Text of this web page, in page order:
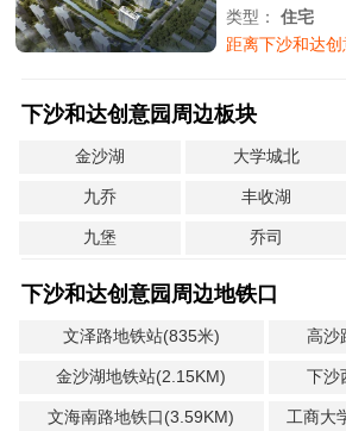
类型：住宅
距离下沙和达
下沙和达创意园周边板块
金沙湖 大学城北
九乔 丰收湖
九堡 乔司
下沙和达创意园周边地铁口
文泽路地铁站(835米) 高沙
金沙湖地铁站(2.15KM) 下沙
文海南路地铁口(3.59KM) 工商大